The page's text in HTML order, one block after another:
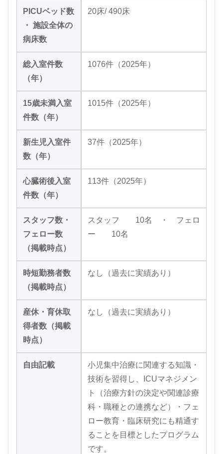
PICUベッド数
・ 施設全体の
病床数
20床/ 490床
総入室件数
（年）
1076件（2025年）
15歳未満入室
件数（年）
1015件（2025年）
新生児入室件
数（年）
37件（2025年）
心臓術後入室
件数（年）
113件（2025年）
スタッフ数・
フェロー数
（掲載時点）
スタッフ 10名 ・ フェロ
ー 10名
時短勤務者数
（掲載時点）
なし（過去に実績あり）
産休・育休取
得者数（掲載
時点）
なし（過去に実績あり）
自由記載
小児集中治療に関連する知識・
技術を習得し、ICUマネジメン
ト（治療方針の決定や関連診療
科・職種との連携など）・フェ
ロー教育・臨床研究にも精通す
ることを目標としたプログラム
です。